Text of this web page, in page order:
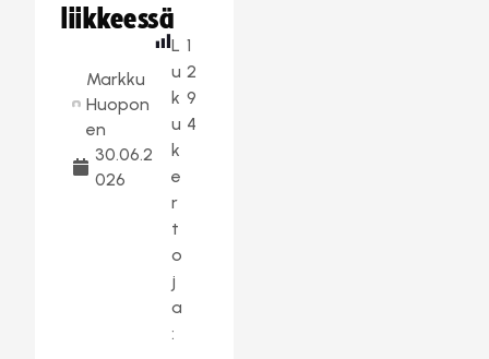
liikkeessä
Markku
Huopon
en
30.06.2
026
L
u
k
u
k
e
r
t
o
j
a
:
1
2
9
4